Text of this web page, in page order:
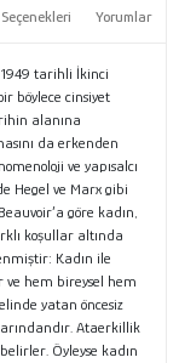
Yorumlar
tarihli İkinci
böylece cinsiyet
alanına
da erkenden
ve yapısalcı
Hegel ve Marx gibi
göre kadın,
koşullar altında
Kadın ile
ve hem bireysel hem
yatan öncesiz
Ataerkillik
Öyleyse kadın